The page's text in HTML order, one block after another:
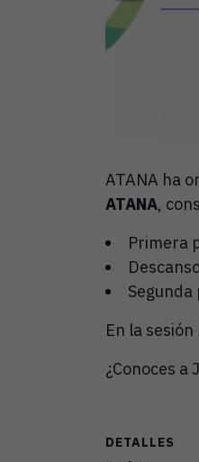
ATANA ha
ATANA,
Primera
En la
¿Conoces a
DETALLES